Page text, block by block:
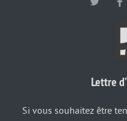
Lettre
Si vous souhaitez être